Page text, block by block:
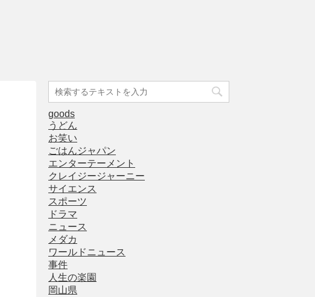
goods
うどん
お笑い
ごはんジャパン
エンターテーメント
クレイジージャーニー
サイエンス
スポーツ
ドラマ
ニュース
メダカ
ワールドニュース
事件
人生の楽園
岡山県